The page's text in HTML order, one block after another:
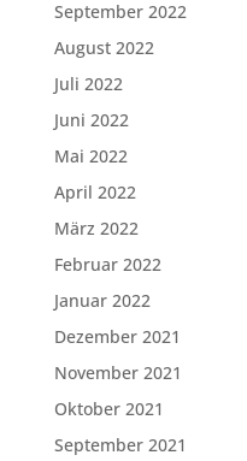
September 2022
August 2022
Juli 2022
Juni 2022
Mai 2022
April 2022
März 2022
Februar 2022
Januar 2022
Dezember 2021
November 2021
Oktober 2021
September 2021